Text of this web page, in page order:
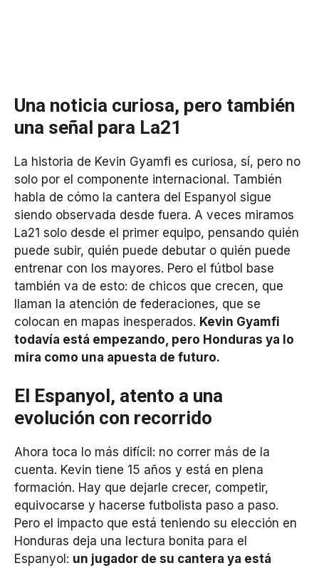
Una noticia curiosa, pero también
una señal para La21
La historia de Kevin Gyamfi es curiosa, sí, pero no
solo por el componente internacional. También
habla de cómo la cantera del Espanyol sigue
siendo observada desde fuera. A veces miramos
La21 solo desde el primer equipo, pensando quién
puede subir, quién puede debutar o quién puede
entrenar con los mayores. Pero el fútbol base
también va de esto: de chicos que crecen, que
llaman la atención de federaciones, que se
colocan en mapas inesperados. Kevin Gyamfi
todavía está empezando, pero Honduras ya lo
mira como una apuesta de futuro.
El Espanyol, atento a una
evolución con recorrido
Ahora toca lo más difícil: no correr más de la
cuenta. Kevin tiene 15 años y está en plena
formación. Hay que dejarle crecer, competir,
equivocarse y hacerse futbolista paso a paso.
Pero el impacto que está teniendo su elección en
Honduras deja una lectura bonita para el
Espanyol: un jugador de su cantera ya está